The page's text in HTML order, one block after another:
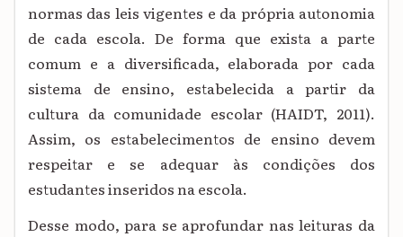
normas das leis vigentes e da própria autonomia
de cada escola. De forma que exista a parte
comum e a diversificada, elaborada por cada
sistema de ensino, estabelecida a partir da
cultura da comunidade escolar (HAIDT, 2011).
Assim, os estabelecimentos de ensino devem
respeitar e se adequar às condições dos
estudantes inseridos na escola.
Desse modo, para se aprofundar nas leituras da